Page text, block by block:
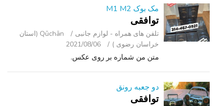
مک بوک M1 M2
توافقی
تلفن ‌های همراه - لوازم جانبی
Qūchān (استان
خراسان رضوی )
2021/08/06
متن من شماره بر روی عکس.
دو جعبه رونق
توافقی